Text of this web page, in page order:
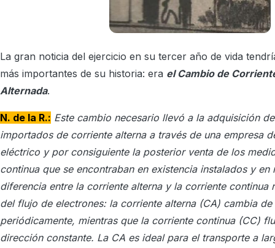
La gran noticia del ejercicio en su tercer año de vida
más importantes de su historia: era el Cambio de
Alternada.
N. de la R.: Este cambio necesario llevó a la adquisición
importados de corriente alterna a través de una empresa
eléctrico y por consiguiente la posterior venta de los
continua que se encontraban en existencia instalados y en
diferencia entre la corriente alterna y la corriente continua
del flujo de electrones: la corriente alterna (CA) cambia
periódicamente, mientras que la corriente continua (CC)
dirección constante. La CA es ideal para el transporte a